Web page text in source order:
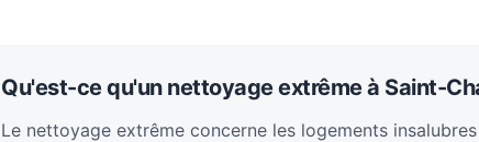
Qu'est-ce qu'un nettoyage extrême à Saint-
Le nettoyage extrême concerne les logements